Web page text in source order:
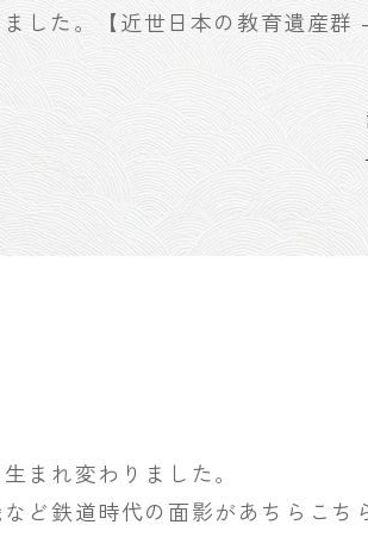
した。【近世日本の教育遺産
まれ変わりました。
ど鉄道時代の面影があちらこち